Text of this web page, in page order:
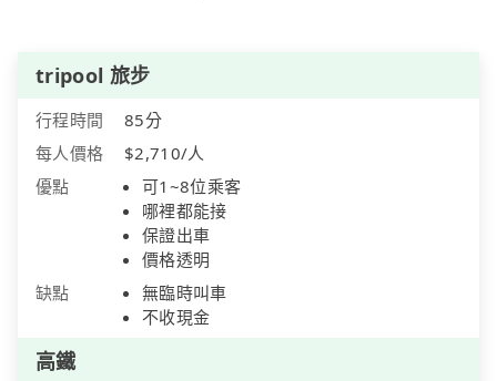
tripool 旅步
行程時間
85分
每人價格
$2,710/人
優點
可1~8位乘客
哪裡都能接
保證出車
價格透明
缺點
無臨時叫車
不收現金
高鐵